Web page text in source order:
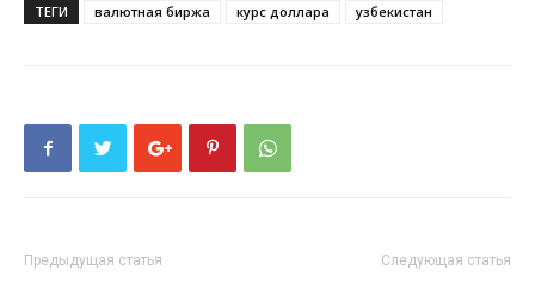
ТЕГИ валютная биржа курс доллара узбекистан
Предыдущая статья Следующая статья